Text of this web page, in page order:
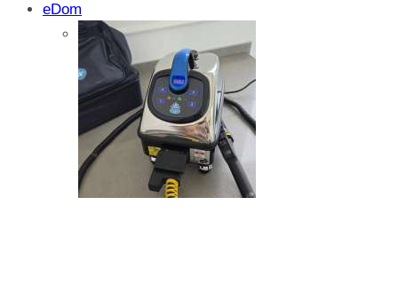
Isprobali smo: SparkShare BoxEV –
funkcionalnost i jednostavnost
eDom